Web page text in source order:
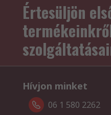
Értesüljön
Hívjon minket
06 1 580 2262